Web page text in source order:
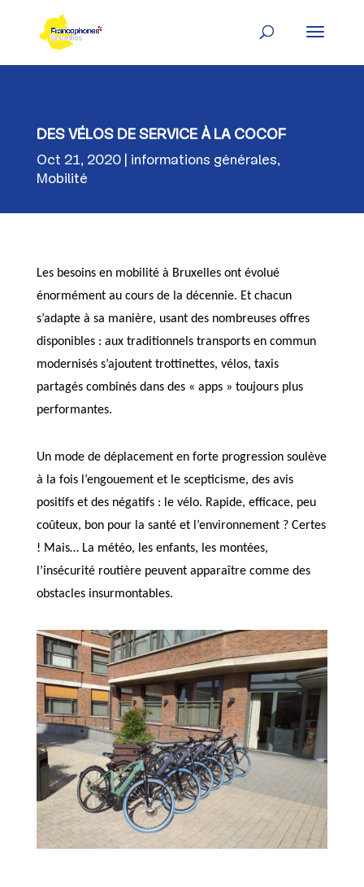
content
DES VÉLOS DE SERVICE À LA COCOF
Oct 21, 2020 informations générales,
Mobilité
Les besoins en mobilité à Bruxelles ont évolué
énormément au cours de la décennie. Et chacun
s’adapte à sa manière, usant des nombreuses offres
disponibles : aux traditionnels transports en commun
modernisés s’ajoutent trottinettes, vélos, taxis
partagés combinés dans des « apps » toujours plus
performantes.
Un mode de déplacement en forte progression soulève
à la fois l’engouement et le scepticisme, des avis
positifs et des négatifs : le vélo. Rapide, efficace, peu
coûteux, bon pour la santé et l’environnement ? Certes
! Mais… La météo, les enfants, les montées,
l’insécurité routière peuvent apparaître comme des
obstacles insurmontables.